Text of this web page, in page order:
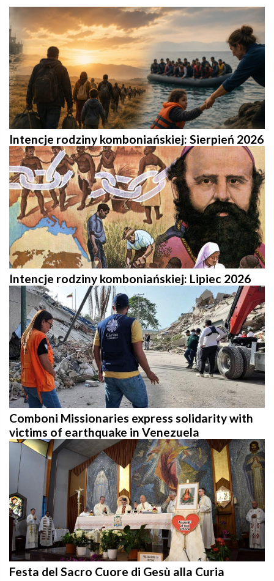
Intencje rodziny komboniańskiej: Sierpień 2026
Intencje rodziny komboniańskiej: Lipiec 2026
Comboni Missionaries express solidarity with
victims of earthquake in Venezuela
Festa del Sacro Cuore di Gesù alla Curia